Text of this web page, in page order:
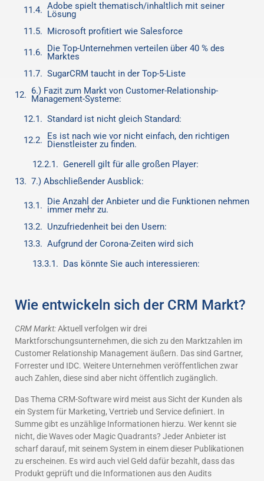
Adobe spielt thematisch/inhaltlich mit seiner
Lösung
Microsoft profitiert wie Salesforce
Die Top-Unternehmen verteilen über 40 % des
Marktes
SugarCRM taucht in der Top-5-Liste
6.) Fazit zum Markt von Customer-Relationship-
Management-Systeme:
Standard ist nicht gleich Standard:
Es ist nach wie vor nicht einfach, den richtigen
Dienstleister zu finden.
Generell gilt für alle großen Player:
7.) Abschließender Ausblick:
Die Anzahl der Anbieter und die Funktionen nehmen
immer mehr zu.
Unzufriedenheit bei den Usern:
Aufgrund der Corona-Zeiten wird sich
Das könnte Sie auch interessieren:
Wie entwickeln sich der CRM Markt?
CRM Markt:Aktuell verfolgen wir drei
Marktforschungsunternehmen, die sich zu den Marktzahlen im
Customer Relationship Management äußern. Das sind Gartner,
Forrester und IDC. Weitere Unternehmen veröffentlichen zwar
auch Zahlen, diese sind aber nicht öffentlich zugänglich.
Das Thema CRM-Software wird meist aus Sicht der Kunden als
ein System für Marketing, Vertrieb und Service definiert. In
Summe gibt es unzählige Informationen hierzu. Wer kennt sie
nicht, die Waves oder Magic Quadrants? Jeder Anbieter ist
scharf darauf, mit seinem System in einem dieser Publikationen
zu erscheinen. Es wird auch viel Geld dafür bezahlt, dass das
Produkt geprüft und die Informationen aus den Audits